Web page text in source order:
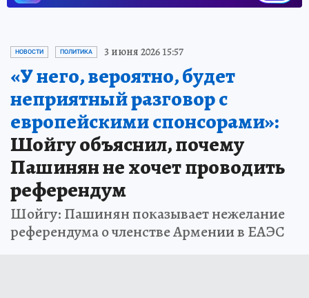
НОВОСТИ ПОЛИТИКА 3 июня 2026 15:57
«У него, вероятно, будет
неприятный разговор с
европейскими спонсорами»:
Шойгу объяснил, почему
Пашинян не хочет проводить
референдум
Шойгу: Пашинян показывает нежелание
референдума о членстве Армении в ЕАЭС